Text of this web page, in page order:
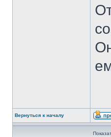
Вернуться к началу